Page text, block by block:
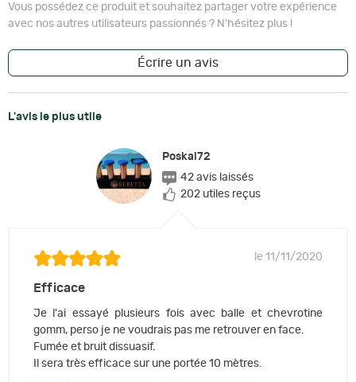
Vous possédez ce produit et souhaitez partager votre expérience
avec nos autres utilisateurs passionnés ? N'hésitez plus !
Écrire un avis
L'avis le plus utile
Poskai72
42 avis laissés
202 utiles reçus
le 11/11/2020
Efficace
Je l'ai essayé plusieurs fois avec balle et chevrotine
gomm, perso je ne voudrais pas me retrouver en face.
Fumée et bruit dissuasif.
Il sera très efficace sur une portée 10 mètres.